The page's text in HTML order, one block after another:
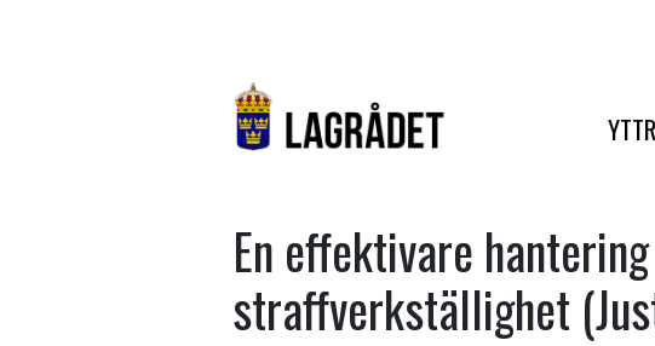
En effektivare
straffverkställighet